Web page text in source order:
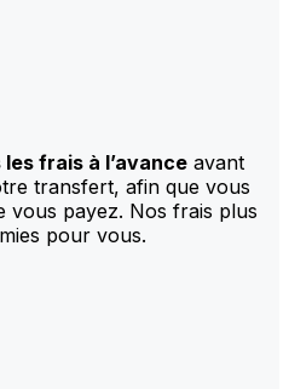
frais à l’avance avant
transfert, afin que vous
vous payez. Nos frais plus
pour vous.